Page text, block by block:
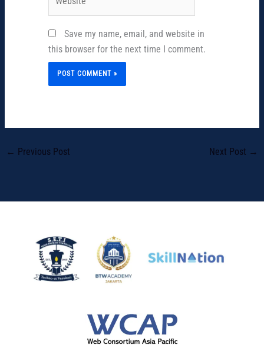
Save my name, email, and website in
this browser for the next time I comment.
← Previous Post Next Post →